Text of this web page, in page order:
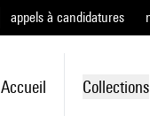
appels à candidatures
Accueil Collections